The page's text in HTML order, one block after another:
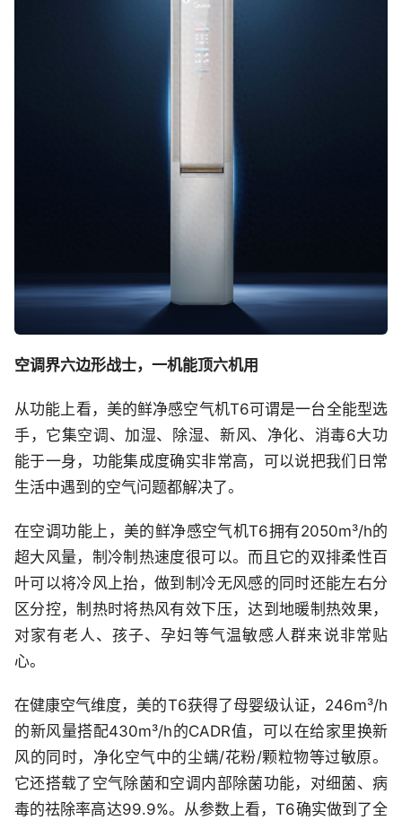
空调界六边形战士，一机能顶六机用
从功能上看，美的鲜净感空气机T6可谓是一台全能型选
手，它集空调、加湿、除湿、新风、净化、消毒6大功
能于一身，功能集成度确实非常高，可以说把我们日常
生活中遇到的空气问题都解决了。
在空调功能上，美的鲜净感空气机T6拥有2050m³/h的
超大风量，制冷制热速度很可以。而且它的双排柔性百
叶可以将冷风上抬，做到制冷无风感的同时还能左右分
区分控，制热时将热风有效下压，达到地暖制热效果，
对家有老人、孩子、孕妇等气温敏感人群来说非常贴
心。
在健康空气维度，美的T6获得了母婴级认证，246m³/h
的新风量搭配430m³/h的CADR值，可以在给家里换新
风的同时，净化空气中的尘螨/花粉/颗粒物等过敏原。
它还搭载了空气除菌和空调内部除菌功能，对细菌、病
毒的祛除率高达99.9%。从参数上看，T6确实做到了全